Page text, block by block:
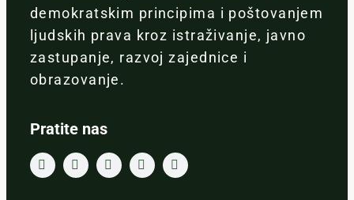
demokratskim principima i poštovanjem
ljudskih prava kroz istraživanje, javno
zastupanje, razvoj zajednice i
obrazovanje.
Pratite nas